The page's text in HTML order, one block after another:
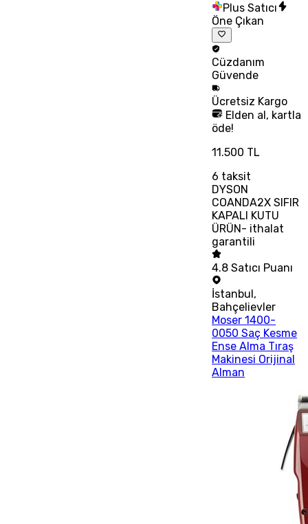
Plus Satıcı
Öne Çıkan
Cüzdanım
Güvende
Ücretsiz Kargo
Elden al, kartla
öde!
11.500 TL
6 taksit
DYSON
COANDA2X SIFIR
KAPALI KUTU
ÜRÜN- ithalat
garantili
4.8 Satıcı Puanı
İstanbul ,
Bahçelievler
Moser 1400-
0050 Saç Kesme
Ense Alma Tıraş
Makinesi Orijinal
Alman